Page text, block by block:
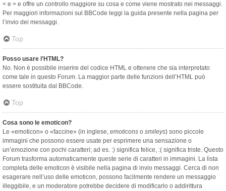
< e > e offre un controllo maggiore su cosa e come viene mostrato nei messaggi.
Per maggiori informazioni sul BBCode leggi la guida presente nella pagina per
l’invio dei messaggi.
Top
Posso usare l’HTML?
No. Non è possibile inserire del codice HTML e ottenere che sia interpretato
come tale in questo Forum. La maggior parte delle funzioni dell’HTML può
essere sostituita dal BBCode.
Top
Cosa sono le emoticon?
Le «emoticon» o «faccine» (in inglese, emoticons o smileys) sono piccole
immagini che possono essere usate per esprimere una sensazione o
un’emozione con pochi caratteri; ad es. :) significa felice, :( significa triste. Questo
Forum trasforma automaticamente queste serie di caratteri in immagini. La lista
completa delle emoticon è visibile nella pagina di invio messaggi. Cerca di non
esagerare nell’uso delle emoticon, possono facilmente rendere un messaggio
illeggibile, e un moderatore potrebbe decidere di modificarlo o addirittura